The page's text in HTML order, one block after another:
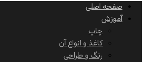
صفحه اصلی
آموزش
چاپ
کاغذ و انواع آن
رنگ و طراحی